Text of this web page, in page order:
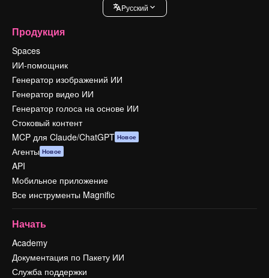
Pусский
Продукция
Spaces
ИИ-помощник
Генератор изображений ИИ
Генератор видео ИИ
Генератор голоса на основе ИИ
Стоковый контент
MCP для Claude/ChatGPT Новое
Агенты Новое
API
Мобильное приложение
Все инструменты Magnific
Начать
Academy
Документация по Пакету ИИ
Служба поддержки